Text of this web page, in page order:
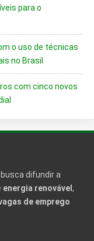
para o
o uso de técnicas
no Brasil
com cinco novos
difundir a
energia renovável ,
de emprego